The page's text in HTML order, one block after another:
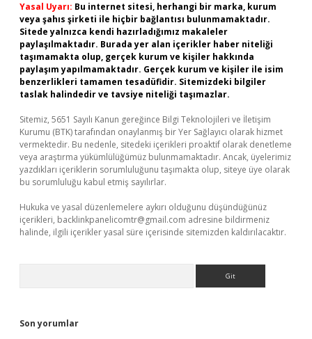
Yasal Uyarı: Bu internet sitesi, herhangi bir marka, kurum
veya şahıs şirketi ile hiçbir bağlantısı bulunmamaktadır.
Sitede yalnızca kendi hazırladığımız makaleler
paylaşılmaktadır. Burada yer alan içerikler haber niteliği
taşımamakta olup, gerçek kurum ve kişiler hakkında
paylaşım yapılmamaktadır. Gerçek kurum ve kişiler ile isim
benzerlikleri tamamen tesadüfidir. Sitemizdeki bilgiler
taslak halindedir ve tavsiye niteliği taşımazlar.
Sitemiz, 5651 Sayılı Kanun gereğince Bilgi Teknolojileri ve İletişim
Kurumu (BTK) tarafından onaylanmış bir Yer Sağlayıcı olarak hizmet
vermektedir. Bu nedenle, sitedeki içerikleri proaktif olarak denetleme
veya araştırma yükümlülüğümüz bulunmamaktadır. Ancak, üyelerimiz
yazdıkları içeriklerin sorumluluğunu taşımakta olup, siteye üye olarak
bu sorumluluğu kabul etmiş sayılırlar.
Hukuka ve yasal düzenlemelere aykırı olduğunu düşündüğünüz
içerikleri, backlinkpanelicomtr@gmail.com adresine bildirmeniz
halinde, ilgili içerikler yasal süre içerisinde sitemizden kaldırılacaktır.
Son yorumlar